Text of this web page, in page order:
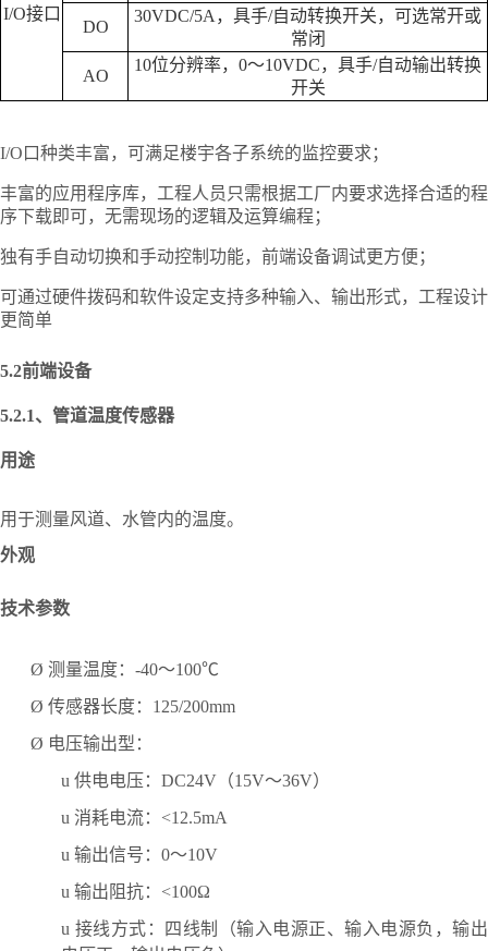
I/O接口
DO
30VDC/5A，具手/自动转换开关，可选常开或
常闭
AO
10位分辨率，0～10VDC，具手/自动输出转换
开关
I/O口种类丰富，可满足楼宇各子系统的监控要求；
丰富的应用程序库，工程人员只需根据工厂内要求选择合适的程
序下载即可，无需现场的逻辑及运算编程；
独有手自动切换和手动控制功能，前端设备调试更方便；
可通过硬件拨码和软件设定支持多种输入、输出形式，工程设计
更简单
5.2前端设备
5.2.1、 管道温度传感器
用途
用于测量风道、水管内的温度。
外观
技术参数
Ø 测量温度： -40～100℃
Ø 传感器长度： 1 25/200mm
Ø 电压输出型：
u 供电电压： DC24V（15V～36V）
u 消耗电流： <12.5mA
u 输出信号： 0～10V
u 输出阻抗： <100Ω
u 接线方式：四线制（输入电源正、输入电源负，输出